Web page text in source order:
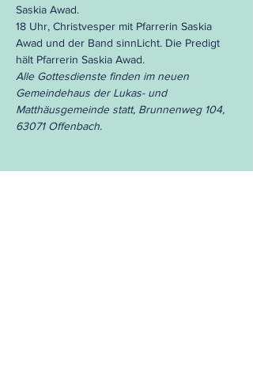
Saskia Awad.
18 Uhr, Christvesper mit Pfarrerin Saskia
Awad und der Band sinnLicht. Die Predigt
hält Pfarrerin Saskia Awad.
Alle Gottesdienste finden im neuen
Gemeindehaus der Lukas- und
Matthäusgemeinde statt, Brunnenweg 104,
63071 Offenbach.